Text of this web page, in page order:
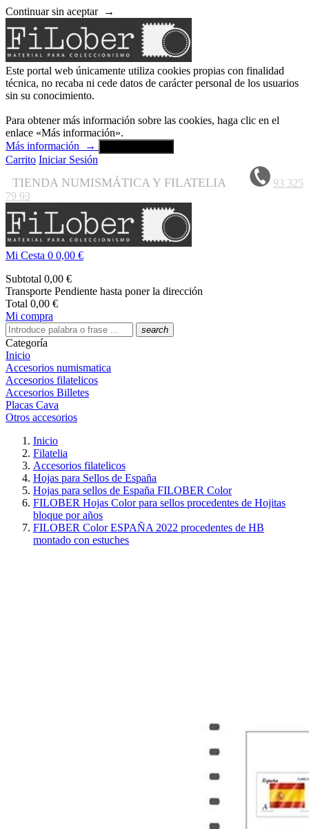
Continuar sin aceptar →
Este portal web únicamente utiliza cookies propias con finalidad
técnica, no recaba ni cede datos de carácter personal de los usuarios
sin su conocimiento.
Para obtener más información sobre las cookies, haga clic en el
enlace «Más información».
Más información
→
Carrito Iniciar Sesión
TIENDA NUMISMÁTICA Y FILATELIA
93 325
79 93
Mi Cesta 0 0,00 €
Subtotal 0,00 €
Transporte Pendiente hasta poner la dirección
Total 0,00 €
Mi compra
search
Categoría
Inicio
Accesorios numismatica
Accesorios filatelicos
Accesorios Billetes
Placas Cava
Otros accesorios
Inicio
Filatelia
Accesorios filatelicos
Hojas para Sellos de España
Hojas para sellos de España FILOBER Color
FILOBER Hojas Color para sellos procedentes de Hojitas
bloque por años
FILOBER Color ESPAÑA 2022 procedentes de HB
montado con estuches